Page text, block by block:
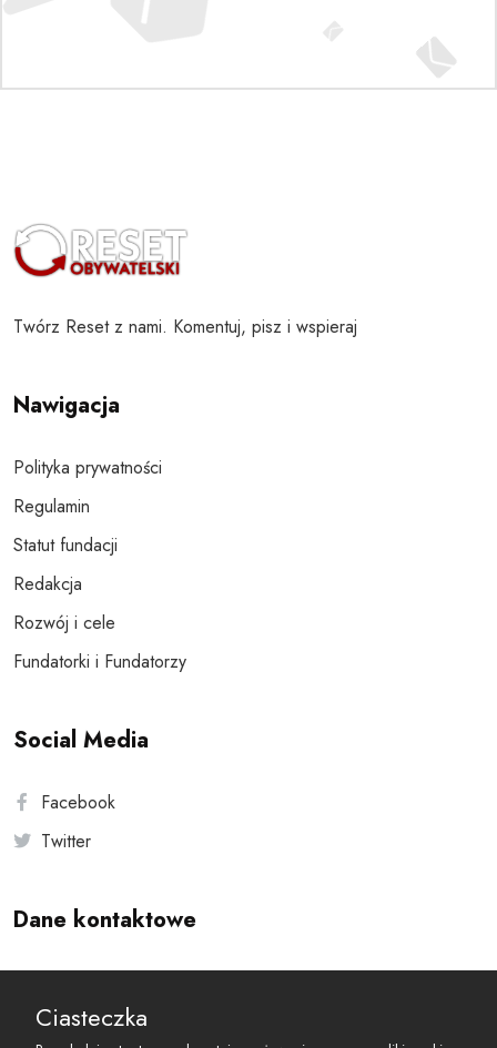
Twórz Reset z nami. Komentuj, pisz i wspieraj
Nawigacja
Polityka prywatności
Regulamin
Statut fundacji
Redakcja
Rozwój i cele
Fundatorki i Fundatorzy
Social Media
Facebook
Twitter
Dane kontaktowe
reset@resetobywatelski.pl
Ciasteczka